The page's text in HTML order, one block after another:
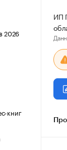
2026
книг
ИП